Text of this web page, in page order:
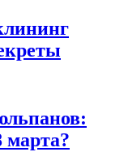
марта?